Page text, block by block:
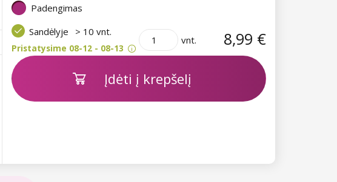
Padengimas
Sandėlyje
> 10 vnt.
Pristatysime 08-12 - 08-13
vnt. 8,99 €
Įdėti į krepšelį